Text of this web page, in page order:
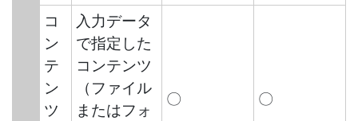
コ
ン
テ
ン
ツ
入力データ
で指定した
コンテンツ
（ファイル
またはフォ
〇 〇